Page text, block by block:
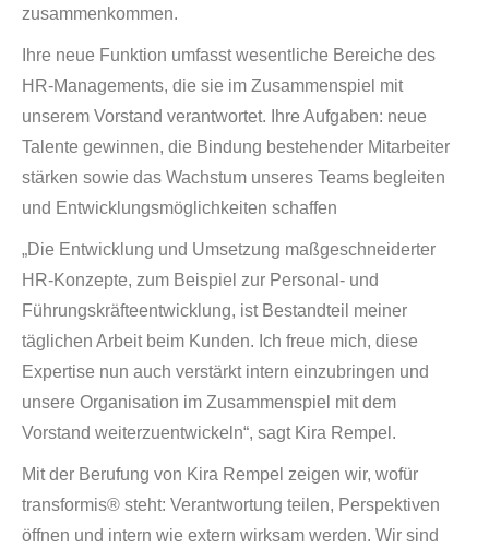
zusammenkommen.
Ihre neue Funktion umfasst wesentliche Bereiche des
HR-Managements, die sie im Zusammenspiel mit
unserem Vorstand verantwortet. Ihre Aufgaben: neue
Talente gewinnen, die Bindung bestehender Mitarbeiter
stärken sowie das Wachstum unseres Teams begleiten
und Entwicklungsmöglichkeiten schaffen
„Die Entwicklung und Umsetzung maßgeschneiderter
HR-Konzepte, zum Beispiel zur Personal- und
Führungskräfteentwicklung, ist Bestandteil meiner
täglichen Arbeit beim Kunden. Ich freue mich, diese
Expertise nun auch verstärkt intern einzubringen und
unsere Organisation im Zusammenspiel mit dem
Vorstand weiterzuentwickeln“, sagt Kira Rempel.
Mit der Berufung von Kira Rempel zeigen wir, wofür
transformis® steht: Verantwortung teilen, Perspektiven
öffnen und intern wie extern wirksam werden. Wir sind